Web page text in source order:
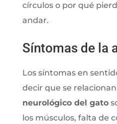
círculos o por qué
andar.
Síntomas de la
Los síntomas en
decir que se
neurológico del gato
los músculos, falta de